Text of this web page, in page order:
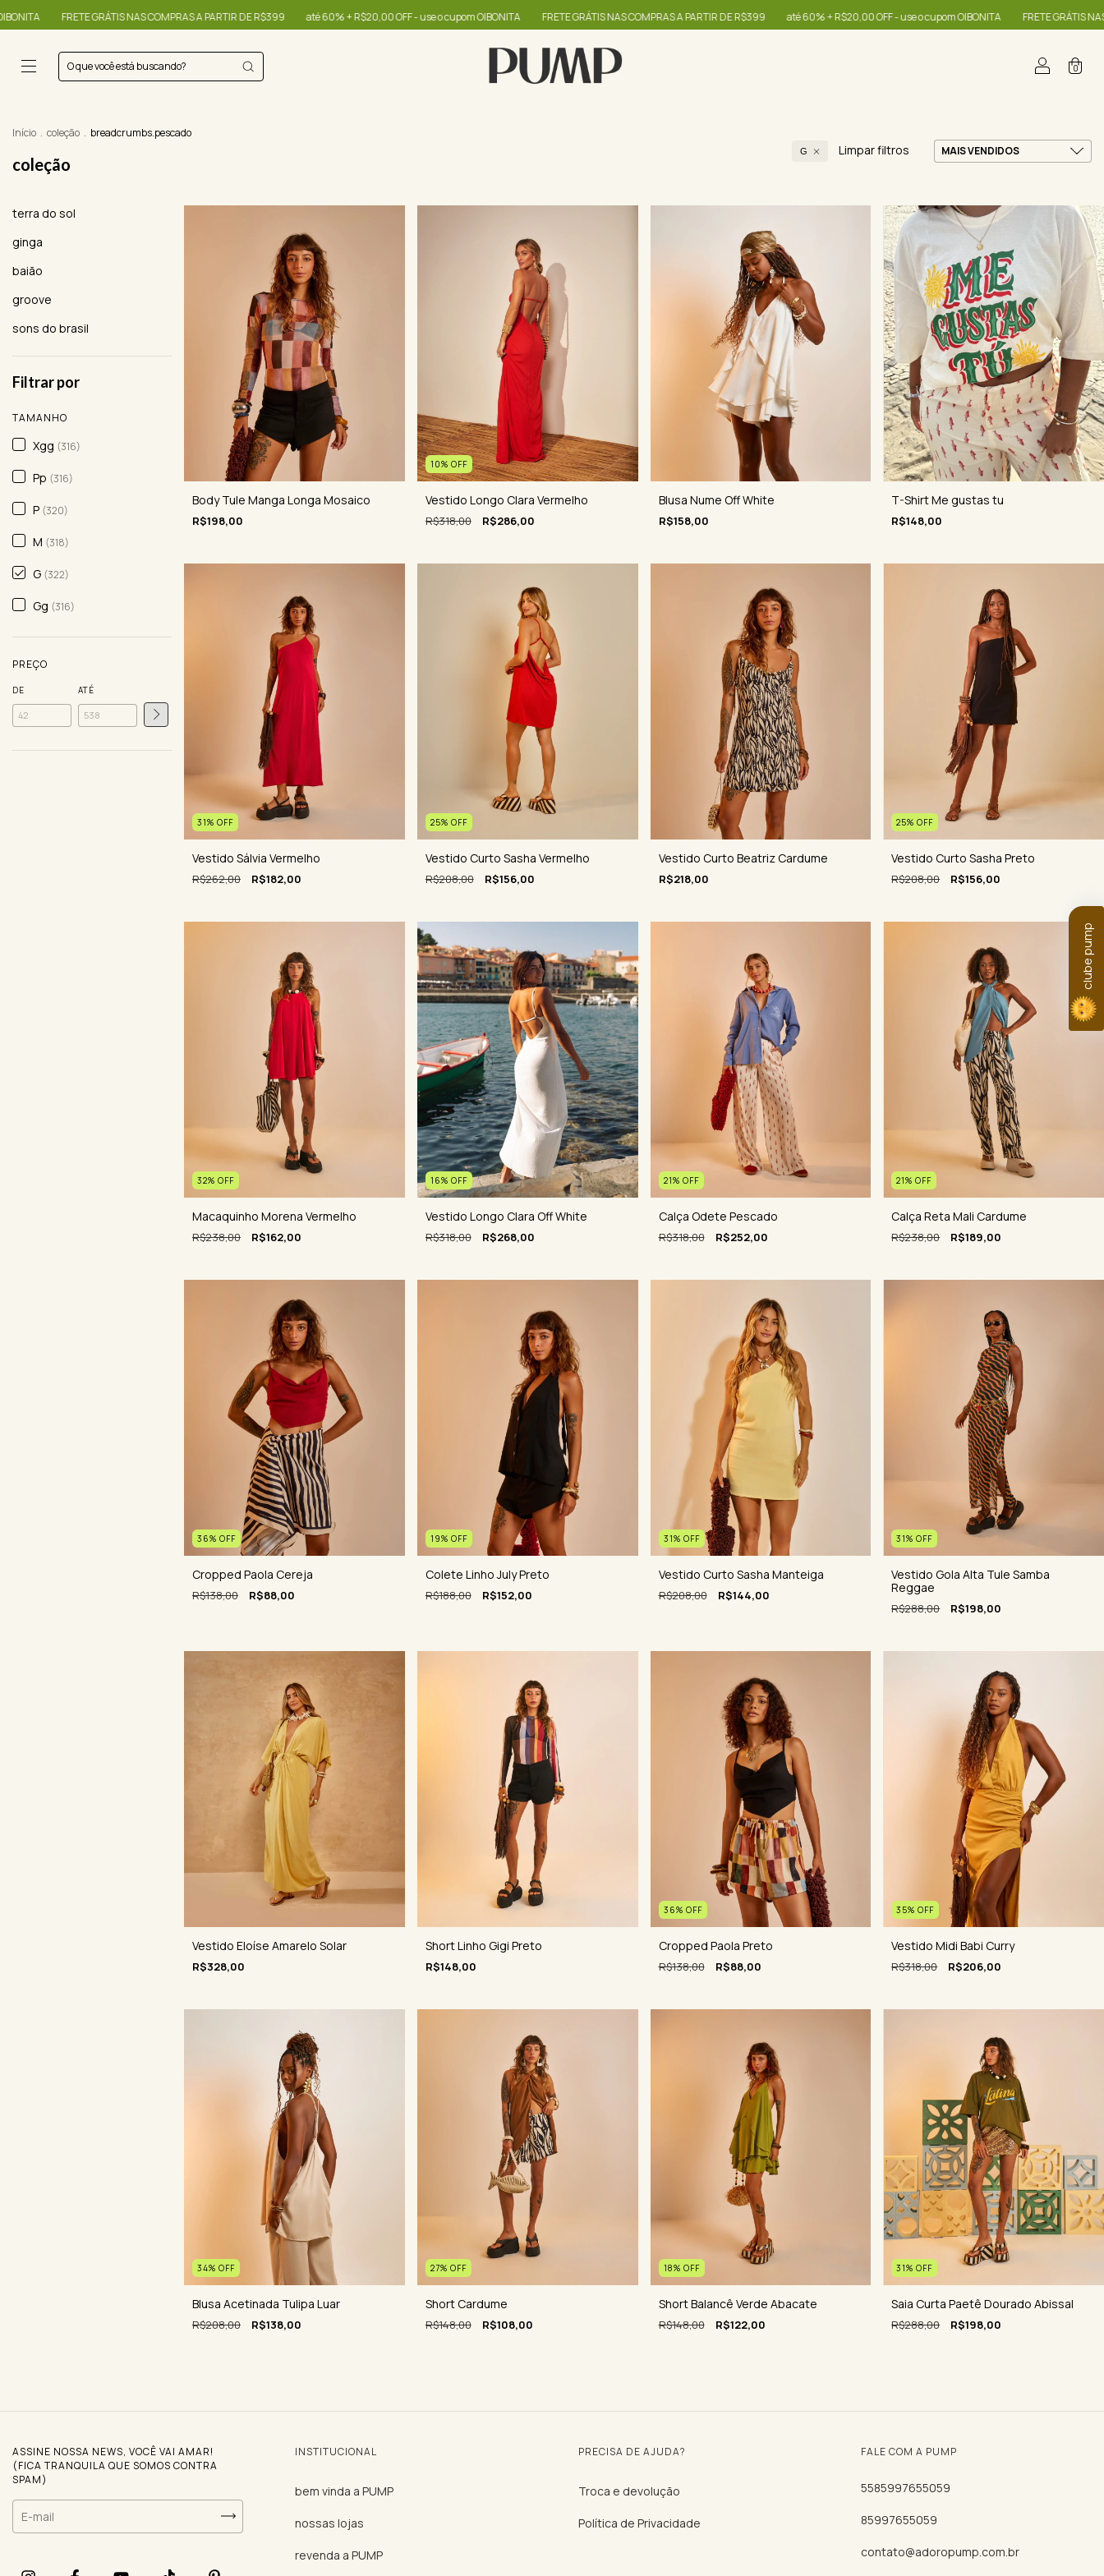
A PARTIR DE R$399 até 60% + R$20,00 OFF - use o cupom OIBONITA FRETE GRÁTIS NAS COMPRAS A PARTIR DE R$399 até 60% + R$20,00 OFF - use o cupom OIBONITA FRETE GRÁTIS NAS COMPRAS A PARTIR DE R$399
0
Início . coleção . breadcrumbs.pescado
coleção
G Limpar filtros
terra do sol
ginga
baião
groove
sons do brasil
Filtrar por
TAMANHO
Xgg (316)
Pp (316)
P (320)
M (318)
G (322)
Gg (316)
PREÇO
DE ATÉ
Body Tule Manga Longa Mosaico
R$198,00
10% OFF
Vestido Longo Clara Vermelho
R$318,00 R$286,00
Blusa Nume Off White
R$158,00
T-Shirt Me gustas tu
R$148,00
31% OFF
Vestido Sálvia Vermelho
R$262,00 R$182,00
25% OFF
Vestido Curto Sasha Vermelho
R$208,00 R$156,00
Vestido Curto Beatriz Cardume
R$218,00
25%OFF
Vestido Curto Sasha Preto
R$208,00 R$156,00
32% OFF
Macaquinho Morena Vermelho
R$238,00 R$162,00
16% OFF
Vestido Longo Clara Off White
R$318,00 R$268,00
21% OFF
Calça Odete Pescado
R$318,00 R$252,00
21%OFF
Calça Reta Mali Cardume
R$238,00 R$189,00
36% OFF
Cropped Paola Cereja
R$138,00 R$88,00
19% OFF
Colete Linho July Preto
R$188,00 R$152,00
31% OFF
Vestido Curto Sasha Manteiga
R$208,00 R$144,00
31%OFF
Vestido Gola Alta Tule Samba
Reggae
R$288,00 R$198,00
Vestido Eloíse Amarelo Solar
R$328,00
Short Linho Gigi Preto
R$148,00
36% OFF
Cropped Paola Preto
R$138,00 R$88,00
35%OFF
Vestido Midi Babi Curry
R$318,00 R$206,00
34% OFF
Blusa Acetinada Tulipa Luar
R$208,00 R$138,00
27% OFF
Short Cardume
R$148,00 R$108,00
18% OFF
Short Balancê Verde Abacate
R$148,00 R$122,00
31%OFF
Saia Curta Paetê Dourado Abissal
R$288,00 R$198,00
ASSINE NOSSA NEWS, VOCÊ VAI AMAR!
(FICA TRANQUILA QUE SOMOS CONTRA
SPAM)
INSTITUCIONAL
bem vinda a PUMP
nossas lojas
revenda a PUMP
PRECISA DE AJUDA?
Troca e devolução
Política de Privacidade
FALE COM A PUMP
5585997655059
85997655059
contato@adoropump.com.br
clube pump